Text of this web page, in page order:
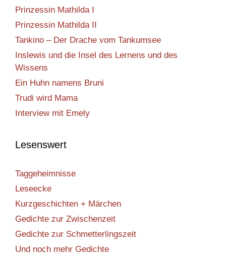
Prinzessin Mathilda I
Prinzessin Mathilda II
Tankino – Der Drache vom Tankumsee
Inslewis und die Insel des Lernens und des
Wissens
Ein Huhn namens Bruni
Trudi wird Mama
Interview mit Emely
Lesenswert
Taggeheimnisse
Leseecke
Kurzgeschichten + Märchen
Gedichte zur Zwischenzeit
Gedichte zur Schmetterlingszeit
Und noch mehr Gedichte